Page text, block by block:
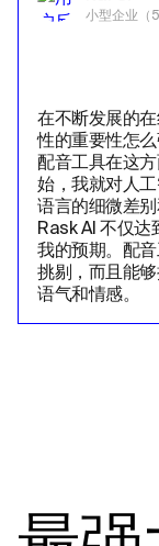
小型企业（
在不断发展的
性的重要性怎
配音工具在这
始，我就对人
语言的细微差
Rask AI 不仅达
我的预期。配
挑剔，而且能
语气和情感。